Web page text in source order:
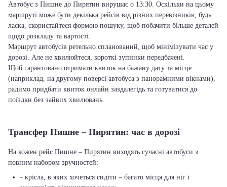
Автобус з Пишне до Пирятин вирушає о 13:30. Оскільки на цьому
маршруті може бути декілька рейсів від різних перевізників, будь
ласка, скористайтеся формою пошуку, щоб побачити більше деталей
щодо розкладу та вартості.
Маршрут автобусів ретельно спланований, щоб мінімізувати час у
дорозі. Але не хвилюйтеся, короткі зупинки передбачені.
Щоб гарантовано отримати квиток на бажану дату та місце
(наприклад, на другому поверсі автобуса з панорамними вікнами),
радимо придбати квиток онлайн заздалегідь та готуватися до
поїздки без зайвих хвилювань.
Трансфер Пишне – Пирятин: час в дорозі
На кожен рейс Пишне – Пирятин виходять сучасні автобуси з
повним набором зручностей:
- крісла, в яких хочеться сидіти – багато місця для ніг і